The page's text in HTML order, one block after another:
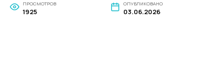
ПРОСМОТРОВ
1925
ОПУБЛИКОВАНО
03.06.2026